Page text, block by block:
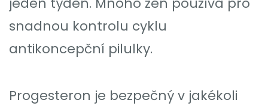
snadnou kontrolu cyklu
antikoncepční pilulky.
Progesteron je bezpečný v jakékoli